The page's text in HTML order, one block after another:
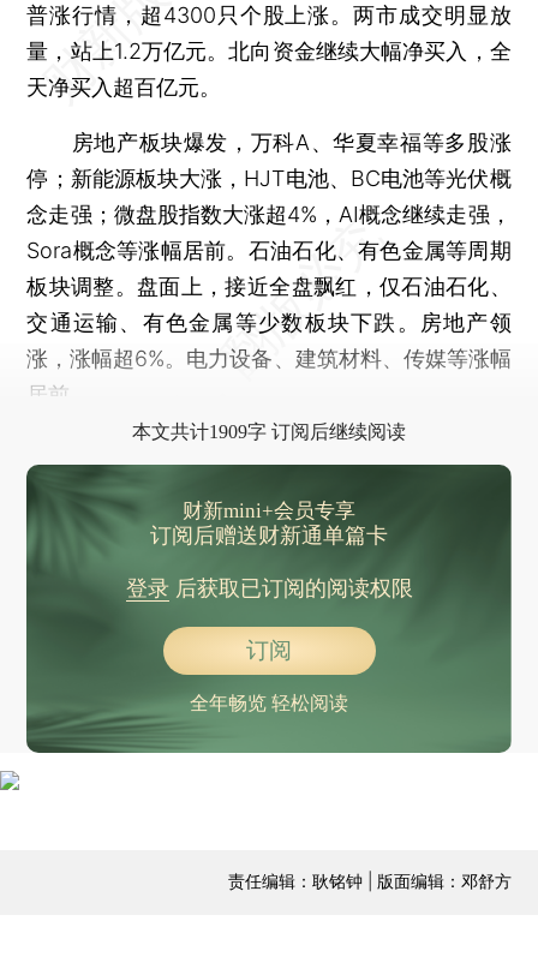
普涨行情，超4300只个股上涨。两市成交明显放
量，站上1.2万亿元。北向资金继续大幅净买入，全
天净买入超百亿元。
房地产板块爆发，万科A、华夏幸福等多股涨
停；新能源板块大涨，HJT电池、BC电池等光伏概
念走强；微盘股指数大涨超4%，AI概念继续走强，
Sora概念等涨幅居前。石油石化、有色金属等周期
板块调整。盘面上，接近全盘飘红，仅石油石化、
交通运输、有色金属等少数板块下跌。房地产领
涨，涨幅超6%。电力设备、建筑材料、传媒等涨幅
居前。
本文共计1909字 订阅后继续阅读
财新mini+会员专享
订阅后赠送财新通单篇卡
登录后获取已订阅的阅读权限
订阅
全年畅览 轻松阅读
责任编辑：耿铭钟 | 版面编辑：邓舒方